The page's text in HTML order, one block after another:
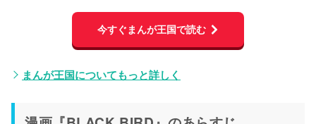
今すぐまんが王国で読む
まんが王国についてもっと詳しく